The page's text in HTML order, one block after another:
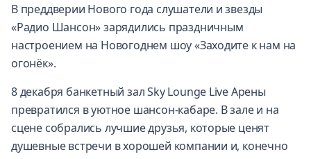
В преддверии Нового года слушатели и звезды
«Радио Шансон» зарядились праздничным
настроением на Новогоднем шоу «Заходите к нам на
огонёк».
8 декабря банкетный зал Sky Lounge Live Арены
превратился в уютное шансон-кабаре. В зале и на
сцене собрались лучшие друзья, которые ценят
душевные встречи в хорошей компании и, конечно